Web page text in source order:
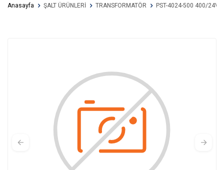
Anasayfa ŞALT ÜRÜNLERİ TRANSFORMATÖR PST-4024-500 400/